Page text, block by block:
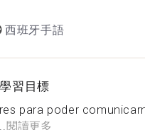
西班牙手語
習目標
para poder
閱讀更多